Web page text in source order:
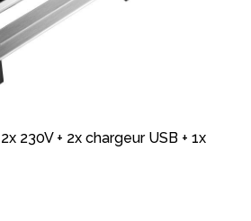
230V + 2x chargeur USB + 1x